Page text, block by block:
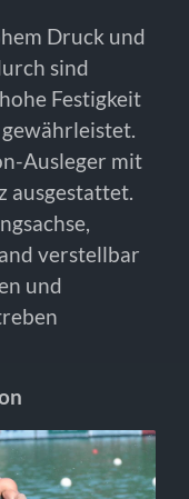
Druck und
sind
Festigkeit
Ausleger mit
ausgestattet.
verstellbar
und